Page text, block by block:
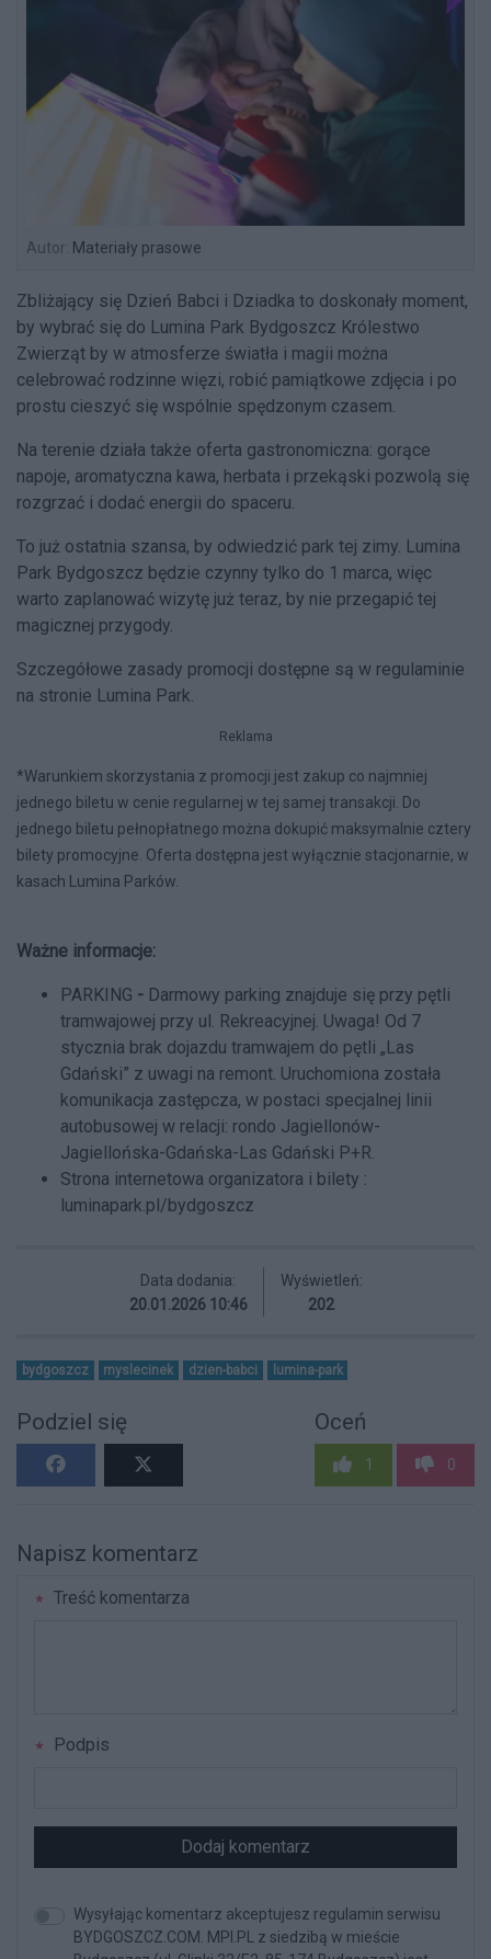
Autor: Materiały prasowe
Zbliżający się Dzień Babci i Dziadka to doskonały moment,
by wybrać się do Lumina Park Bydgoszcz Królestwo
Zwierząt by w atmosferze światła i magii można
celebrować rodzinne więzi, robić pamiątkowe zdjęcia i po
prostu cieszyć się wspólnie spędzonym czasem.
Na terenie działa także oferta gastronomiczna: gorące
napoje, aromatyczna kawa, herbata i przekąski pozwolą się
rozgrzać i dodać energii do spaceru.
To już ostatnia szansa, by odwiedzić park tej zimy. Lumina
Park Bydgoszcz będzie czynny tylko do 1 marca, więc
warto zaplanować wizytę już teraz, by nie przegapić tej
magicznej przygody.
Szczegółowe zasady promocji dostępne są w regulaminie
na stronie Lumina Park.
Reklama
*Warunkiem skorzystania z promocji jest zakup co najmniej
jednego biletu w cenie regularnej w tej samej transakcji. Do
jednego biletu pełnopłatnego można dokupić maksymalnie cztery
bilety promocyjne. Oferta dostępna jest wyłącznie stacjonarnie, w
kasach Lumina Parków.
Ważne informacje:
PARKING - Darmowy parking znajduje się przy pętli
tramwajowej przy ul. Rekreacyjnej. Uwaga! Od 7
stycznia brak dojazdu tramwajem do pętli „Las
Gdański” z uwagi na remont. Uruchomiona została
komunikacja zastępcza, w postaci specjalnej linii
autobusowej w relacji: rondo Jagiellonów-
Jagiellońska-Gdańska-Las Gdański P+R.
Strona internetowa organizatora i bilety :
luminapark.pl/bydgoszcz
Data dodania:
20.01.2026 10:46
Wyświetleń:
202
bydgoszcz myslecinek dzien-babci lumina-park
Podziel się Oceń
1 0
Napisz komentarz
Treść komentarza
Podpis
Dodaj komentarz
Wysyłając komentarz akceptujesz regulamin serwisu
BYDGOSZCZ.COM. MPI.PL z siedzibą w mieście